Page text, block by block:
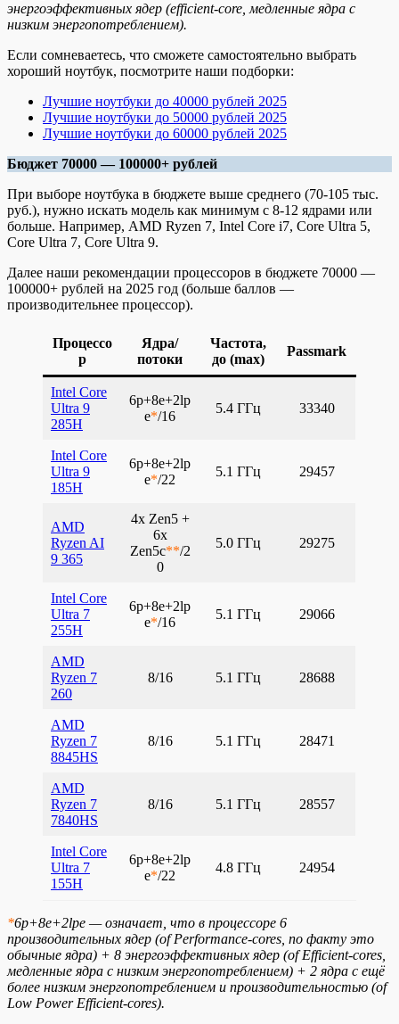
энергоэффективных ядер (efficient-core, медленные ядра с
низким энергопотреблением).
Если сомневаетесь, что сможете самостоятельно выбрать
хороший ноутбук, посмотрите наши подборки:
Лучшие ноутбуки до 40000 рублей 2025
Лучшие ноутбуки до 50000 рублей 2025
Лучшие ноутбуки до 60000 рублей 2025
Бюджет 70000 — 100000+ рублей
При выборе ноутбука в бюджете выше среднего (70-105 тыс.
руб.), нужно искать модель как минимум с 8-12 ядрами или
больше. Например, AMD Ryzen 7, Intel Core i7, Core Ultra 5,
Core Ultra 7, Core Ultra 9.
Далее наши рекомендации процессоров в бюджете 70000 —
100000+ рублей на 2025 год (больше баллов —
производительнее процессор).
Процессо
р
Ядра/
потоки
Частота,
до (max)
Passmark
Intel Core
Ultra 9
285H
6p+8e+2lp
e*/16
5.4 ГГц 33340
Intel Core
Ultra 9
185H
6p+8e+2lp
e*/22
5.1 ГГц 29457
AMD
Ryzen AI
9 365
4x Zen5 +
6x
Zen5c**/2
0
5.0 ГГц 29275
Intel Core
Ultra 7
255H
6p+8e+2lp
e*/16
5.1 ГГц 29066
AMD
Ryzen 7
260
8/16 5.1 ГГц 28688
AMD
Ryzen 7
8845HS
8/16 5.1 ГГц 28471
AMD
Ryzen 7
7840HS
8/16 5.1 ГГц 28557
Intel Core
Ultra 7
155H
6p+8e+2lp
e*/22
4.8 ГГц 24954
*6p+8e+2lpe — означает, что в процессоре 6
производительных ядер (of Performance-cores, по факту это
обычные ядра) + 8 энергоэффективных ядер (of Efficient-cores,
медленные ядра с низким энергопотреблением) + 2 ядра с ещё
более низким энергопотреблением и производительностью (of
Low Power Efficient-cores).